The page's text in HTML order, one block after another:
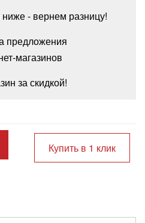
- вернем разницу!
предложения
магазинов
за скидкой!
Купить в 1 клик